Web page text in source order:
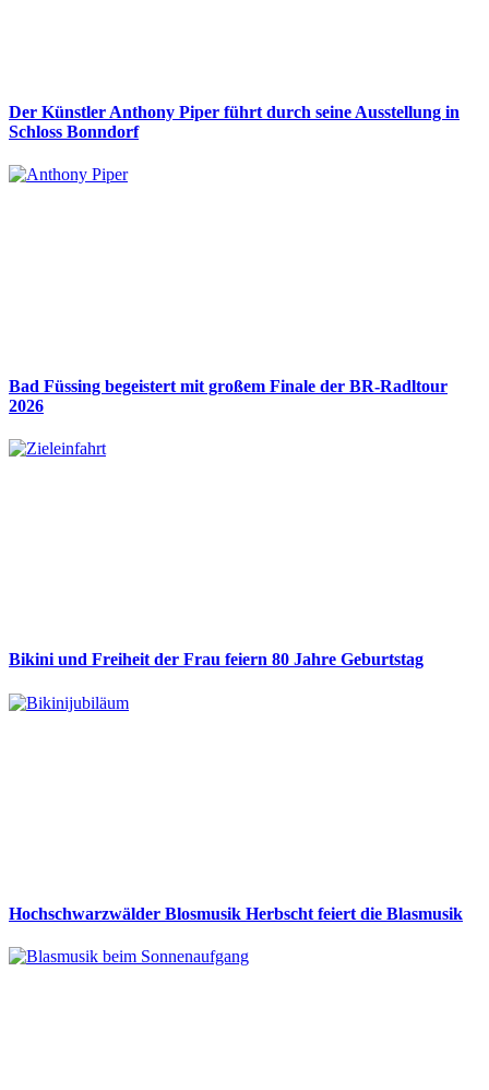
Der Künstler Anthony Piper führt durch seine Ausstellung in
Schloss Bonndorf
Bad Füssing begeistert mit großem Finale der BR-Radltour
2026
Bikini und Freiheit der Frau feiern 80 Jahre Geburtstag
Hochschwarzwälder Blosmusik Herbscht feiert die Blasmusik